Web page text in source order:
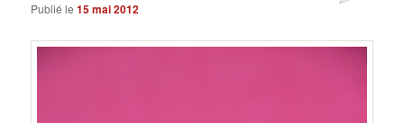
Publié le15 mai 2012